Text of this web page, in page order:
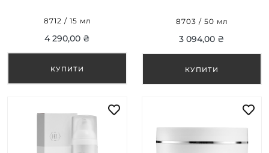
8712 / 15 мл
4 290,00 ₴
8703 / 50 мл
3 094,00 ₴